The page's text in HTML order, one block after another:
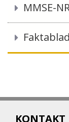
MMSE-
KONTAKT